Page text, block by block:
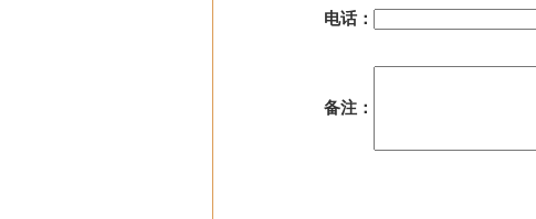
电话：
备注：